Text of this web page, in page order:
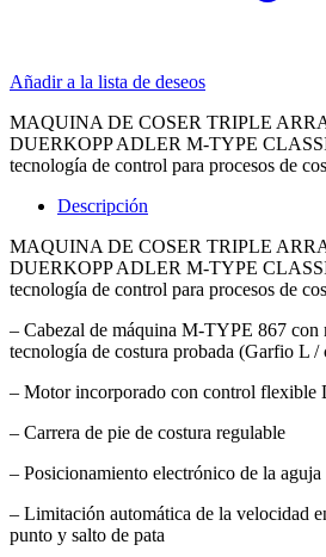
Añadir a la lista de deseos
MAQUINA DE COSER TRIPLE
DUERKOPP ADLER M-TYPE
tecnología de control para procesos de
Descripción
MAQUINA DE COSER TRIPLE
DUERKOPP ADLER M-TYPE
tecnología de control para procesos de
– Cabezal de máquina M-TYPE 867 con
tecnología de costura probada (Garfio L /
– Motor incorporado con control flexible
– Carrera de pie de costura regulable
– Posicionamiento electrónico de la aguja
– Limitación automática de la velocidad
punto y salto de pata